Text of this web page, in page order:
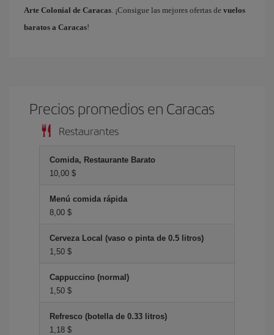
Arte Colonial de Caracas . ¡Consigue las mejores ofertas de vuelos
baratos a Caracas!
Precios promedios en Caracas
Restaurantes
Comida, Restaurante Barato
10,00 $
Menú comida rápida
8,00 $
Cerveza Local (vaso o pinta de 0.5 litros)
1,50 $
Cappuccino (normal)
1,50 $
Refresco (botella de 0.33 litros)
1,18 $